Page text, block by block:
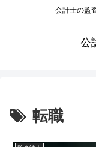
会計士の監
公
転職